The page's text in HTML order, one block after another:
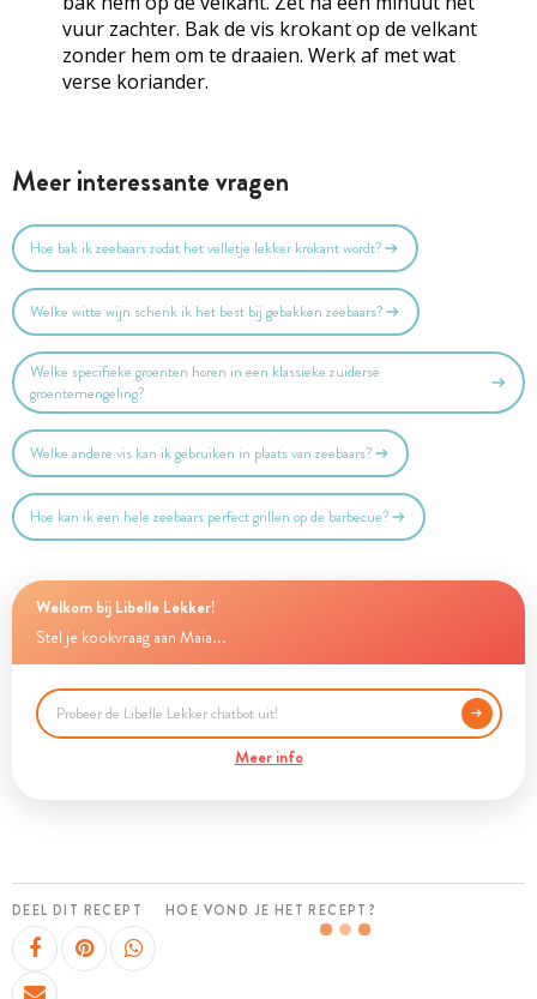
vuur zachter. Bak de vis krokant op de velkant
zonder hem om te draaien. Werk af met wat
verse koriander.
Meer interessante vragen
Hoe bak ik zeebaars zodat het velletje lekker krokant wordt?
Welke witte wijn schenk ik het best bij gebakken zeebaars?
Welke specifieke groenten horen in een klassieke zuiderse
groentemengeling?
Welke andere vis kan ik gebruiken in plaats van zeebaars?
Hoe kan ik een hele zeebaars perfect grillen op de barbecue?
Welkom bij Libelle Lekker!
Stel je kookvraag aan Maia...
Meer info
DEEL DIT RECEPT HOE VOND JE HET RECEPT?